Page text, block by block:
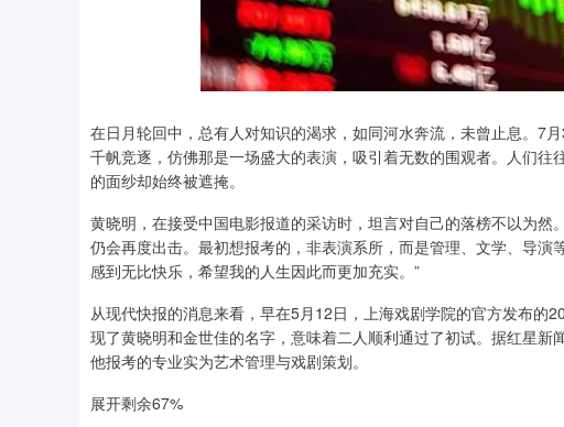
在日月轮回中，总有人对知识的渴求，如同河水奔流，未曾止息。7
千帆竞逐，仿佛那是一场盛大的表演，吸引着无数的围观者。人们
的面纱却始终被遮掩。
黄晓明，在接受中国电影报道的采访时，坦言对自己的落榜不以为
仍会再度出击。最初想报考的，非表演系所，而是管理、文学、导
感到无比快乐，希望我的人生因此而更加充实。”
从现代快报的消息来看，早在5月12日，上海戏剧学院的官方发布的
现了黄晓明和金世佳的名字，意味着二人顺利通过了初试。据红星新
他报考的专业实为艺术管理与戏剧策划。
展开剩余67%